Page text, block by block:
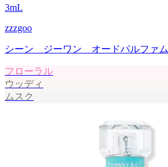
3mL
zzzgoo
シーン ジーワン オードパルファム
フローラル
ウッディ
ムスク